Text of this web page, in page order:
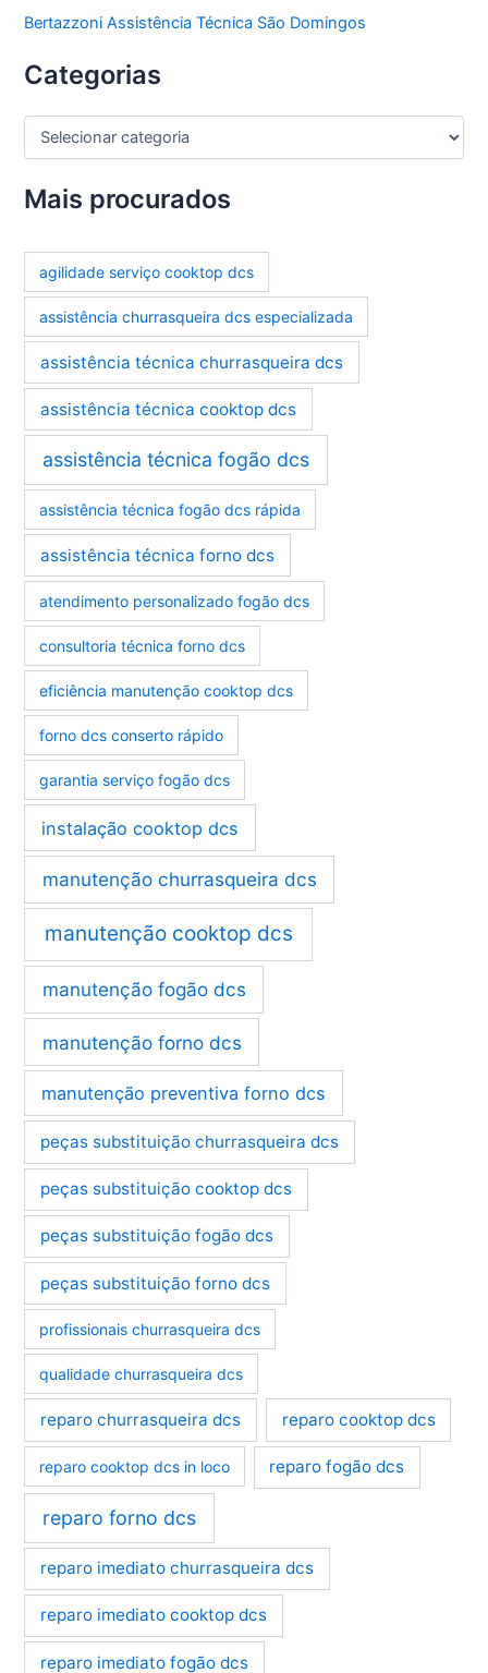
Bertazzoni Assistência Técnica São Domingos
Categorias
C
e
g
r
a
Mais procurados
agilidade serviço cooktop dcs
assistência churrasqueira dcs especializada
assistência técnica churrasqueira dcs
assistência técnica cooktop dcs
assistência técnica fogão dcs
assistência técnica fogão dcs rápida
assistência técnica forno dcs
atendimento personalizado fogão dcs
consultoria técnica forno dcs
eficiência manutenção cooktop dcs
forno dcs conserto rápido
garantia serviço fogão dcs
instalação cooktop dcs
manutenção churrasqueira dcs
manutenção cooktop dcs
manutenção fogão dcs
manutenção forno dcs
manutenção preventiva forno dcs
peças substituição churrasqueira dcs
peças substituição cooktop dcs
peças substituição fogão dcs
peças substituição forno dcs
profissionais churrasqueira dcs
qualidade churrasqueira dcs
reparo churrasqueira dcs reparo cooktop dcs
reparo cooktop dcs in loco reparo fogão dcs
reparo forno dcs
reparo imediato churrasqueira dcs
reparo imediato cooktop dcs
reparo imediato fogão dcs